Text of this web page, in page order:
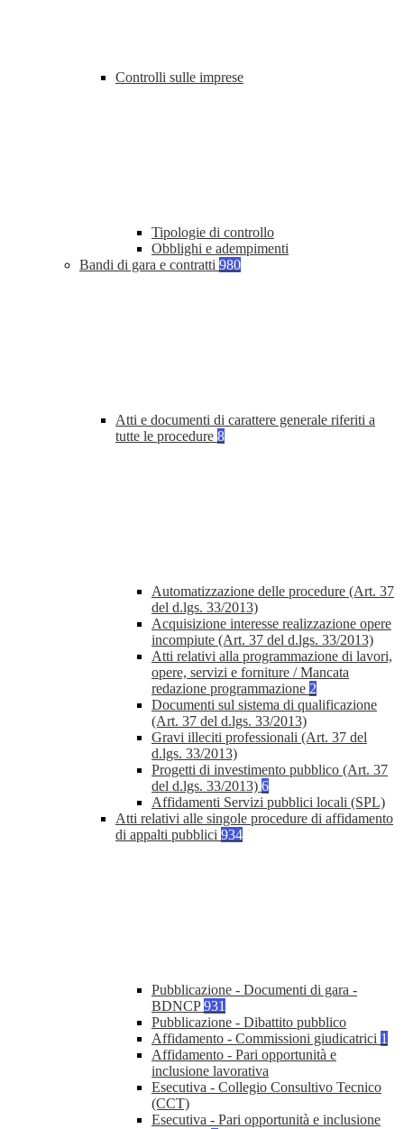
Controlli sulle imprese
Tipologie di controllo
Obblighi e adempimenti
Bandi di gara e contratti 980
Atti e documenti di carattere generale riferiti a
tutte le procedure 8
Automatizzazione delle procedure (Art. 37
del d.lgs. 33/2013)
Acquisizione interesse realizzazione opere
incompiute (Art. 37 del d.lgs. 33/2013)
Atti relativi alla programmazione di lavori,
opere, servizi e forniture / Mancata
redazione programmazione 2
Documenti sul sistema di qualificazione
(Art. 37 del d.lgs. 33/2013)
Gravi illeciti professionali (Art. 37 del
d.lgs. 33/2013)
Progetti di investimento pubblico (Art. 37
del d.lgs. 33/2013) 6
Affidamenti Servizi pubblici locali (SPL)
Atti relativi alle singole procedure di affidamento
di appalti pubblici 934
Pubblicazione - Documenti di gara -
BDNCP931
Pubblicazione - Dibattito pubblico
Affidamento - Commissioni giudicatrici 1
Affidamento - Pari opportunità e
inclusione lavorativa
Esecutiva - Collegio Consultivo Tecnico
(CCT)
Esecutiva - Pari opportunità e inclusione